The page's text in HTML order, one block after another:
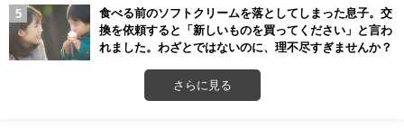
食べる前のソフトクリームを落としてしまった息子。交
換を依頼すると「新しいものを買ってください」と言わ
れました。わざとではないのに、理不尽すぎませんか？
さらに見る